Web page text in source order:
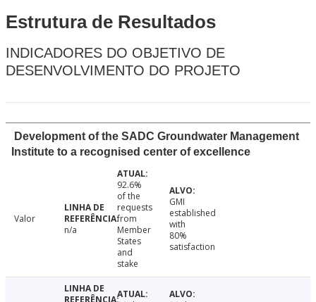
Estrutura de Resultados
INDICADORES DO OBJETIVO DE
DESENVOLVIMENTO DO PROJETO
Development of the SADC Groundwater Management
Institute to a recognised center of excellence
Valor
n/a
92.6%
of the
requests
from
Member
States
and
stake
GMI
established
with
80%
satisfaction